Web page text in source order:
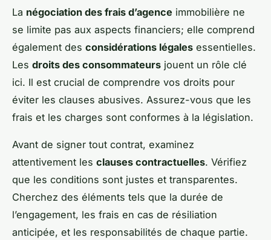
La négociation des frais d’agence immobilière ne
se limite pas aux aspects financiers; elle comprend
également des considérations légales essentielles.
Les droits des consommateurs jouent un rôle clé
ici. Il est crucial de comprendre vos droits pour
éviter les clauses abusives. Assurez-vous que les
frais et les charges sont conformes à la législation.
Avant de signer tout contrat, examinez
attentivement les clauses contractuelles. Vérifiez
que les conditions sont justes et transparentes.
Cherchez des éléments tels que la durée de
l’engagement, les frais en cas de résiliation
anticipée, et les responsabilités de chaque partie.